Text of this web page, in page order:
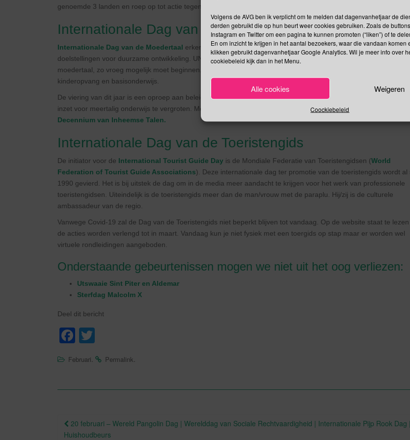
Volgens de AVG ben ik verplicht om te melden dat dagenvanhetjaar de
derden gebruikt die op hun beurt weer cookies gebruiken. Zoals de
Instagram en Twitter om een pagina te kunnen promoten (“liken”) of te
En om inzicht te krijgen in het aantal bezoekers, waar die vandaan komen
klikken gebruikt dagenvanhetjaar Google Analytics. Wil je meer info over
cookiebeleid kijk dan in het Menu.
Alle cookies Weigeren
Coockiebeleid
genoemde 3 landen en roep op tot actie tegen walvisjacht.
Internationale Dag van de Moedertaal
Internationale Dag van de Moedertaal erkent dat talen en meertaligheid inclusie kunnen bevorderen. Alsmede
doelstellingen voor duurzame ontwikkeling. UNESCO gelooft dat onderwijs, gebaseerd op de eerste taal of
moedertaal, zo vroeg mogelijk moet beginnen. Waarom? Omdat de basis voor leren al wordt gelegd tijdens
kinderopvang en basisonderwijs.
De viering van dit jaar is een oproep aan beleidsmakers, opvoeders en leerkrachten, ouders en gezinnen om hun
inzet voor meertalig onderwijs te vergroten. Meertaligheid in het onderwijs kan niet ontbreken in het
Decennium van Inheemse Talen.
Internationale Dag van de Toeristengids
De initiator voor de International Tourist Guide Day is de Mondiale Federatie van Toeristengidsen (World
Federation of Tourist Guide Associations). Deze internationale dag ter promotie van de toeristengids wordt al
1990 gevierd. Het is bij uitstek de dag om in de media meer aandacht te krijgen voor het werk van professionele
toeristengidsen. Uiteindelijk is de toeristengids meer dan de man/vrouw met de paraplu. Hij/zij is de culturele
ambassadeur van de regio.
Vanwege Covid-19 zal de Dag van de Toeristengids niet beperkt blijven tot vandaag. Op de website staat te
de acties worden verlengd tot in maart. Vandaag kun je niet fysiek met een toergids op stap maar er worden wel
virtuele rondleidingen aangeboden.
Onderstaande gebeurtenissen mogen we niet uit het oog verliezen:
Utswaaie Sint Piter en Aldemar
Sterfdag Malcolm X
Deel dit bericht
F
c
o
tt
Februari. Permalink.
Berichtnavigatie
20 februari – Wereld Pangolin Dag | Werelddag van Sociale Rechtvaardigheid | Internationale Pijp Rook Dag |
Huishoudbeurs